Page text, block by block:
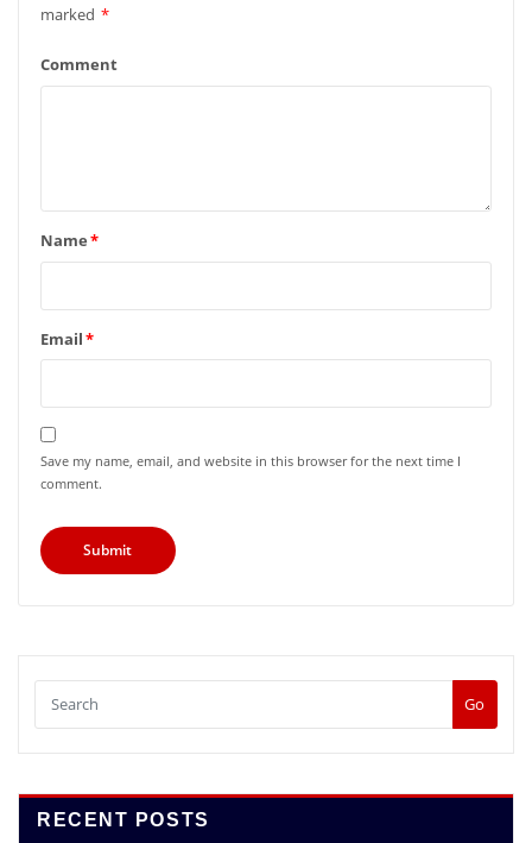
marked *
Comment
Name*
Email*
Save my name, email, and website in this browser for the next time I
comment.
Go
RECENT POSTS